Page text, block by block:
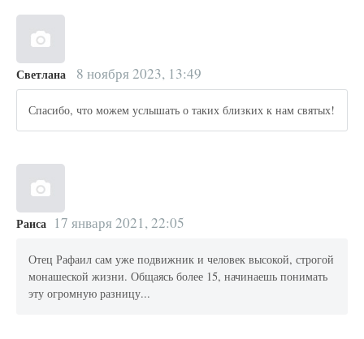
Светлана 8 ноября 2023, 13:49
Спасибо, что можем услышать о таких близких к нам святых!
Раиса 17 января 2021, 22:05
Отец Рафаил сам уже подвижник и человек высокой, строгой
монашеской жизни. Общаясь более 15, начинаешь понимать
эту огромную разницу...